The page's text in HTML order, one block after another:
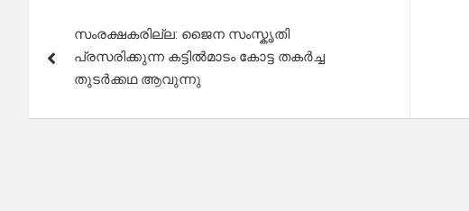
navigation
സംരക്ഷകരില്ല: ജൈന സംസ്കൃതി
പ്രസരിക്കുന്ന കട്ടിൽമാടം കോട്ട തകർച്ച
തുടർക്കഥ ആവുന്നു